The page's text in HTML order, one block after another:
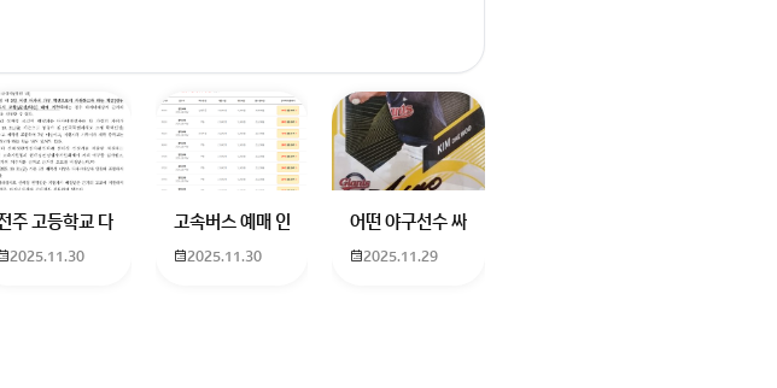
기준으로
있는데 일반형은 케이스가 많이 없고 프로형은 많아서
알고싶어요 임영웅 11월 브랜드평판에서 스타부문에서의 임영웅 순위 알고싶어요
주 고등학교 다자녀 제가 2027학년도 고등학교 입학생인데요 지망하는 학교가 전주 한일고인데 1. 다자녀
2025.11.30
고속버스 예매 인천공항에서 대전으로 가는 버스를 이용하려하는데 버스 노선이 인천
2025.11.30
어떤 야구선수 싸인일까요? 제가 옛날에 롯데 자이언츠 선수
2025.11.29